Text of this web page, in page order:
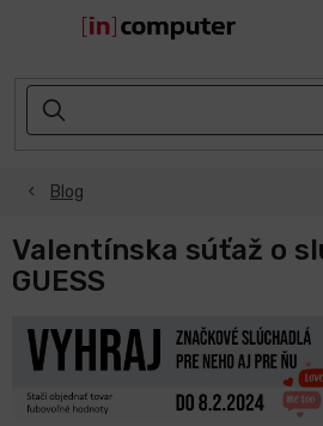
AKCIE
ZĽAVY
NASPÄŤ
Počítače
Blog
Valentínska súťaž o
GUESS